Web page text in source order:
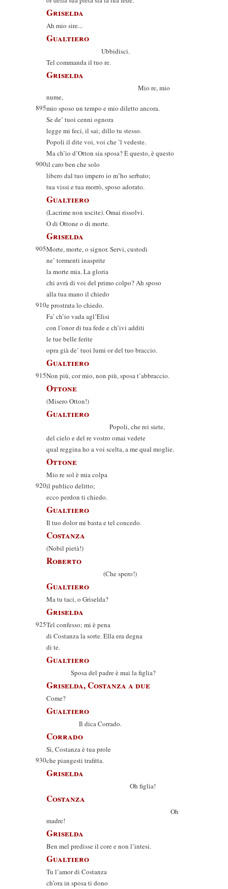
Griselda
Ah mio sire...
Gualtiero
Ubbidisci.
Tel commanda il tuo re.
Griselda
Mio re, mio
nume,
895mio sposo un tempo e mio diletto ancora.
Se de’ tuoi cenni ognora
legge mi feci, il sai; dillo tu stesso.
Popoli il dite voi, voi che ’l vedeste.
Ma ch’io d’Otton sia sposa? È questo, è questo
900il caro ben che solo
libero dal tuo impero io m’ho serbato;
tua vissi e tua morrò, sposo adorato.
Gualtiero
(Lacrime non uscite). Omai rissolvi.
O di Ottone o di morte.
Griselda
905Morte, morte, o signor. Servi, custodi
ne’ tormenti inasprite
la morte mia. La gloria
chi avrà di voi del primo colpo? Ah sposo
alla tua mano il chiedo
910e prostrata lo chiedo.
Fa’ ch’io vada agl’Elisi
con l’onor di tua fede e ch’ivi additi
le tue belle ferite
opra già de’ tuoi lumi or del tuo braccio.
Gualtiero
915Non più, cor mio, non più, sposa t’abbraccio.
Ottone
(Misero Otton!)
Gualtiero
Popoli, che rei siete,
del cielo e del re vostro omai vedete
qual reggina ho a voi scelta, a me qual moglie.
Ottone
Mio re sol è mia colpa
920il publico delitto;
ecco perdon ti chiedo.
Gualtiero
Il tuo dolor mi basta e tel concedo.
Costanza
(Nobil pietà!)
Roberto
(Che spero!)
Gualtiero
Ma tu taci, o Griselda?
Griselda
925Tel confesso; mi è pena
di Costanza la sorte. Ella era degna
di te.
Gualtiero
Sposa del padre è mai la figlia?
Griselda, Costanza a due
Come?
Gualtiero
Il dica Corrado.
Corrado
Sì, Costanza è tua prole
930che piangesti trafitta.
Griselda
Oh figlia!
Costanza
Oh
madre!
Griselda
Ben mel predisse il core e non l’intesi.
Gualtiero
Tu l’amor di Costanza
ch’ora in sposa ti dono